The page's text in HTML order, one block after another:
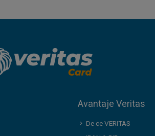
Avantaje Veritas
De ce VERITAS